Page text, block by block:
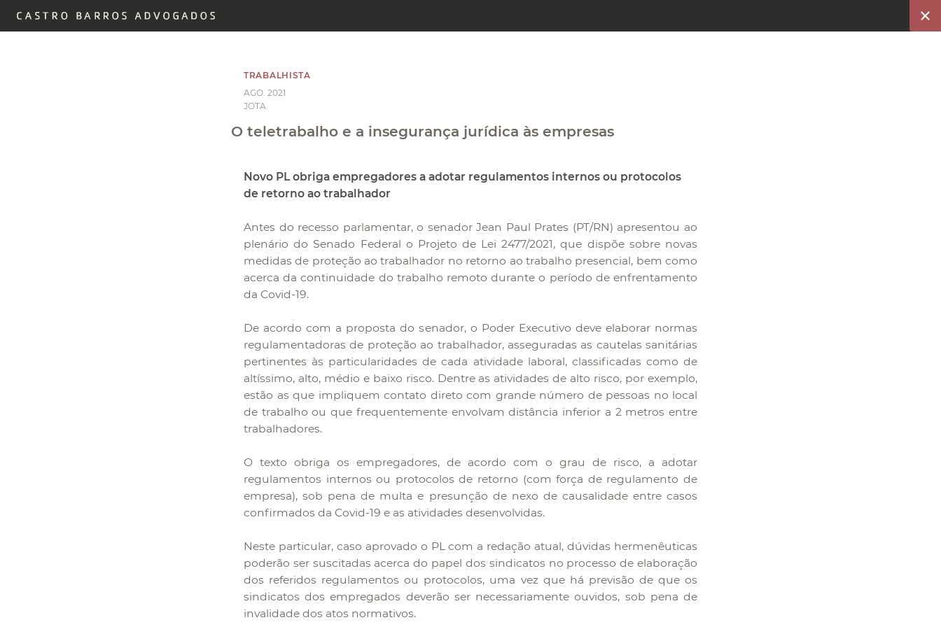
TRABALHISTA
AGO. 2021
JOTA
O teletrabalho e a insegurança jurídica às empresas
Novo PL obriga empregadores a adotar regulamentos internos ou protocolos
de retorno ao trabalhador
Antes do recesso parlamentar, o senador Jean Paul Prates (PT/RN) apresentou ao
plenário do Senado Federal o Projeto de Lei 2477/2021, que dispõe sobre novas
medidas de proteção ao trabalhador no retorno ao trabalho presencial, bem como
acerca da continuidade do trabalho remoto durante o período de enfrentamento
da Covid-19.
De acordo com a proposta do senador, o Poder Executivo deve elaborar normas
regulamentadoras de proteção ao trabalhador, asseguradas as cautelas sanitárias
pertinentes às particularidades de cada atividade laboral, classificadas como de
altíssimo, alto, médio e baixo risco. Dentre as atividades de alto risco, por exemplo,
estão as que impliquem contato direto com grande número de pessoas no local
de trabalho ou que frequentemente envolvam distância inferior a 2 metros entre
trabalhadores.
O texto obriga os empregadores, de acordo com o grau de risco, a adotar
regulamentos internos ou protocolos de retorno (com força de regulamento de
empresa), sob pena de multa e presunção de nexo de causalidade entre casos
confirmados da Covid-19 e as atividades desenvolvidas.
Neste particular, caso aprovado o PL com a redação atual, dúvidas hermenêuticas
poderão ser suscitadas acerca do papel dos sindicatos no processo de elaboração
dos referidos regulamentos ou protocolos, uma vez que há previsão de que os
sindicatos dos empregados deverão ser necessariamente ouvidos, sob pena de
invalidade dos atos normativos.